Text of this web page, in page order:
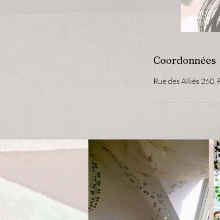
Coordonnées
Rue des Alliés 260,